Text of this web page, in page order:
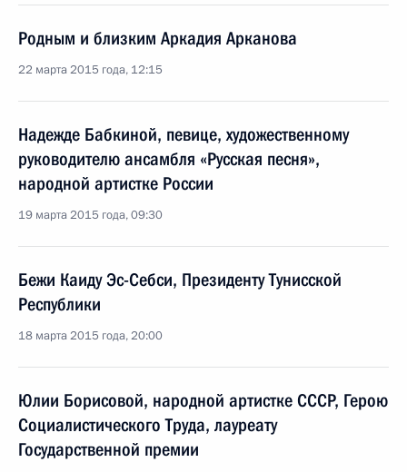
Родным и близким Аркадия Арканова
22 марта 2015 года, 12:15
Надежде Бабкиной, певице, художественному
руководителю ансамбля «Русская песня»,
народной артистке России
19 марта 2015 года, 09:30
Бежи Каиду Эс-Себси, Президенту Тунисской
Республики
18 марта 2015 года, 20:00
Юлии Борисовой, народной артистке СССР, Герою
Социалистического Труда, лауреату
Государственной премии